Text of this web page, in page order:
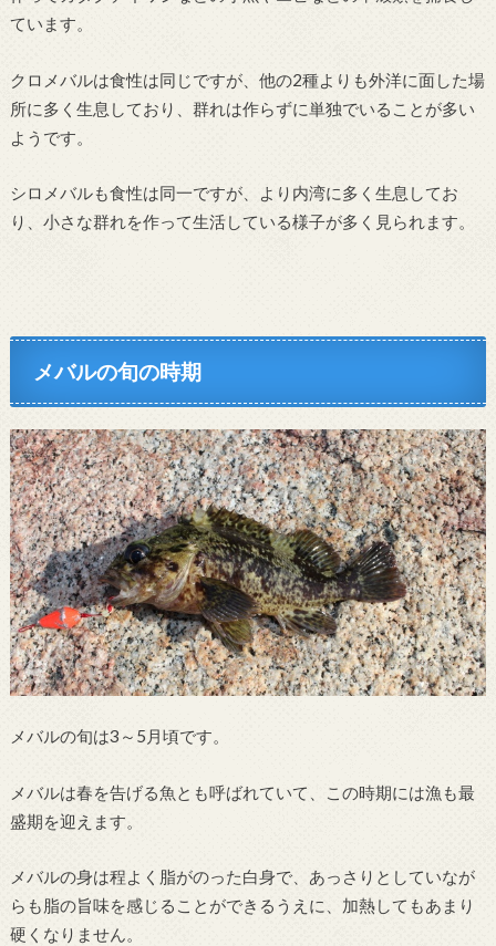
ています。
クロメバルは食性は同じですが、他の2種よりも外洋に面した場
所に多く生息しており、群れは作らずに単独でいることが多い
ようです。
シロメバルも食性は同一ですが、より内湾に多く生息してお
り、小さな群れを作って生活している様子が多く見られます。
メバルの旬の時期
メバルの旬は3～5月頃です。
メバルは春を告げる魚とも呼ばれていて、この時期には漁も最
盛期を迎えます。
メバルの身は程よく脂がのった白身で、あっさりとしていなが
らも脂の旨味を感じることができるうえに、加熱してもあまり
硬くなりません。